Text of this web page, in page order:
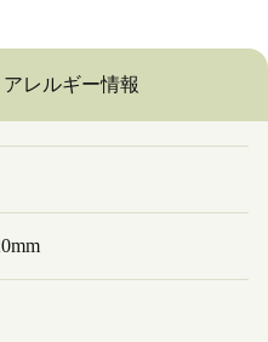
レルギー情報